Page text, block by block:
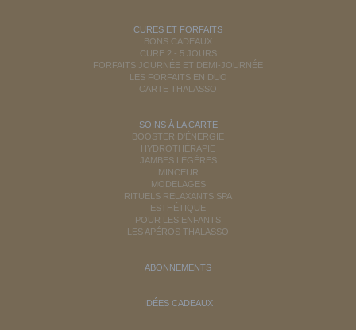
CURES ET FORFAITS
BONS CADEAUX
CURE 2 - 5 JOURS
FORFAITS JOURNÉE ET DEMI-JOURNÉE
LES FORFAITS EN DUO
CARTE THALASSO
SOINS À LA CARTE
BOOSTER D'ÉNERGIE
HYDROTHÉRAPIE
JAMBES LÉGÈRES
MINCEUR
MODELAGES
RITUELS RELAXANTS SPA
ESTHÉTIQUE
POUR LES ENFANTS
LES APÉROS THALASSO
ABONNEMENTS
IDÉES CADEAUX